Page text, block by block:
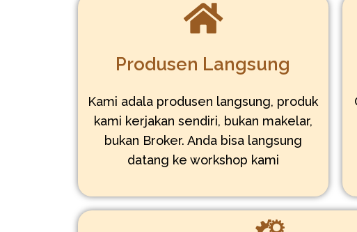
Produsen Langsung
Kami adala produsen langsung, produk
kami kerjakan sendiri, bukan makelar,
bukan Broker. Anda bisa langsung
datang ke workshop kami